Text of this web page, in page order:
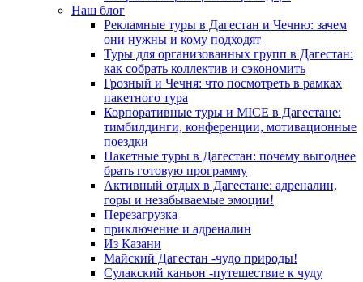
Наш блог
Рекламные туры в Дагестан и Чечню: зачем
они нужны и кому подходят
Туры для организованных групп в Дагестан:
как собрать коллектив и сэкономить
Грозный и Чечня: что посмотреть в рамках
пакетного тура
Корпоративные туры и MICE в Дагестане:
тимбилдинги, конференции, мотивационные
поездки
Пакетные туры в Дагестан: почему выгоднее
брать готовую программу
Активный отдых в Дагестане: адреналин,
горы и незабываемые эмоции!
Перезагрузка
приключение и адреналин
Из Казани
Майский Дагестан -чудо природы!
Сулакский каньон -путешествие к чуду